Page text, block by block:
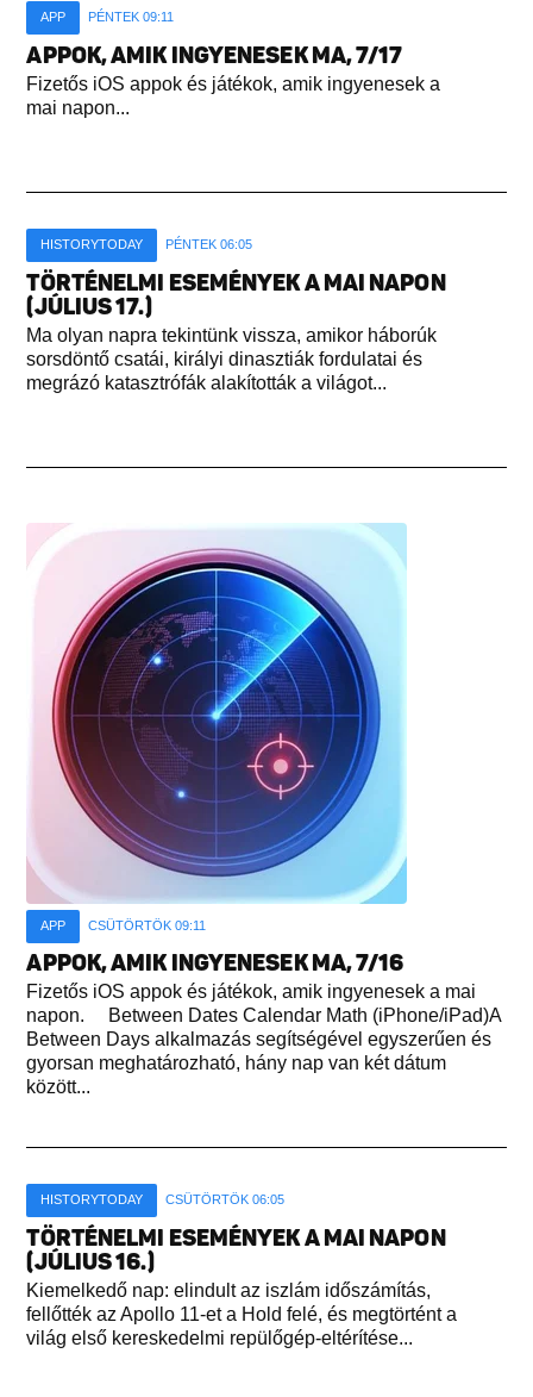
APP PÉNTEK 09:11
APPOK, AMIK INGYENESEK MA, 7/17
Fizetős iOS appok és játékok, amik ingyenesek a
mai napon...
HISTORYTODAY PÉNTEK 06:05
TÖRTÉNELMI ESEMÉNYEK A MAI NAPON
(JÚLIUS 17.)
Ma olyan napra tekintünk vissza, amikor háborúk
sorsdöntő csatái, királyi dinasztiák fordulatai és
megrázó katasztrófák alakították a világot...
APP CSÜTÖRTÖK 09:11
APPOK, AMIK INGYENESEK MA, 7/16
Fizetős iOS appok és játékok, amik ingyenesek a mai
napon. Between Dates Calendar Math (iPhone/iPad)A
Between Days alkalmazás segítségével egyszerűen és
gyorsan meghatározható, hány nap van két dátum
között...
HISTORYTODAY CSÜTÖRTÖK 06:05
TÖRTÉNELMI ESEMÉNYEK A MAI NAPON
(JÚLIUS 16.)
Kiemelkedő nap: elindult az iszlám időszámítás,
fellőtték az Apollo 11-et a Hold felé, és megtörtént a
világ első kereskedelmi repülőgép-eltérítése...